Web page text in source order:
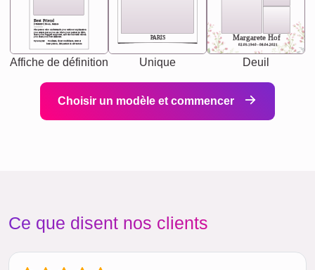
Best Friend
[<NAME>] Noun, feminie
Synonyms: Soulmate, closet confidante, sister at
heart person, life partner in adventure.
The person who understands you without explanation
you accepts just as you are. She's your partner in life's,
chaos your biggest supporter, and the one with whom
you share your best memories.
Affiche de définition
PARIS
Unique
Margarete Hof
02.05.1940 - 08.04.2021
Deuil
Choisir un modèle et commencer
Ce que disent nos clients